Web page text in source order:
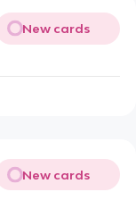
New cards
New cards